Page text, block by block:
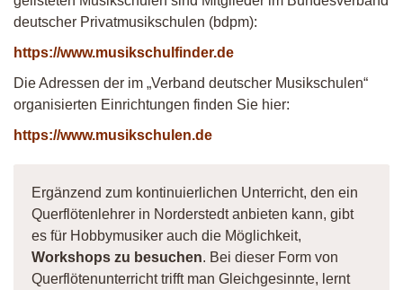
deutscher Privatmusikschulen (bdpm):
https://www.musikschulfinder.de
Die Adressen der im „Verband deutscher Musikschulen“
organisierten Einrichtungen finden Sie hier:
https://www.musikschulen.de
Ergänzend zum kontinuierlichen Unterricht, den ein
Querflötenlehrer in Norderstedt anbieten kann, gibt
es für Hobbymusiker auch die Möglichkeit,
Workshops zu besuchen. Bei dieser Form von
Querflötenunterricht trifft man Gleichgesinnte, lernt